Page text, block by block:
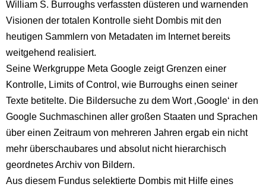
William S. Burroughs verfassten düsteren und warnenden
Visionen der totalen Kontrolle sieht Dombis mit den
heutigen Sammlern von Metadaten im Internet bereits
weitgehend realisiert.
Seine Werkgruppe Meta Google zeigt Grenzen einer
Kontrolle, Limits of Control, wie Burroughs einen seiner
Texte betitelte. Die Bildersuche zu dem Wort ‚Google‘ in den
Google Suchmaschinen aller großen Staaten und Sprachen
über einen Zeitraum von mehreren Jahren ergab ein nicht
mehr überschaubares und absolut nicht hierarchisch
geordnetes Archiv von Bildern.
Aus diesem Fundus selektierte Dombis mit Hilfe eines